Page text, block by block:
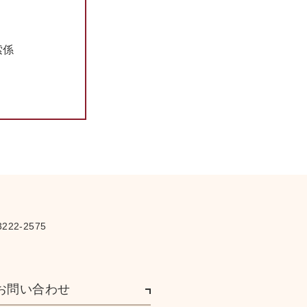
係
2575
問い合わせ